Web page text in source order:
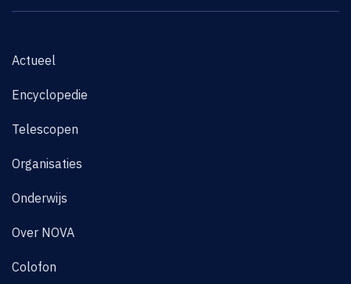
Actueel
Encyclopedie
Telescopen
Organisaties
Onderwijs
Over NOVA
Colofon